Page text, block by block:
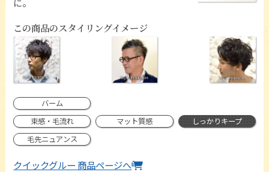
この商品のスタイリングイメージ
バーム
束感・毛流れ
マット質感
しっかりキープ
毛先ニュアンス
クイックグルー 商品ページへ